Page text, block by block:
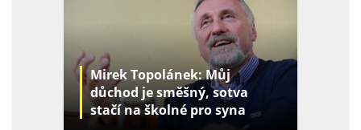
Mirek Topolánek: Můj
důchod je směšný, sotva
stačí na školné pro syna